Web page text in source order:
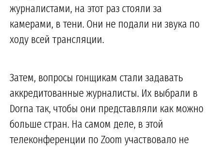
журналистами, на этот раз стояли за
камерами, в тени. Они не подали ни звука по
ходу всей трансляции.
Затем, вопросы гонщикам стали задавать
аккредитованные журналисты. Их выбрали в
Dorna так, чтобы они представляли как можно
больше стран. На самом деле, в этой
телеконференции по Zoom участвовало не